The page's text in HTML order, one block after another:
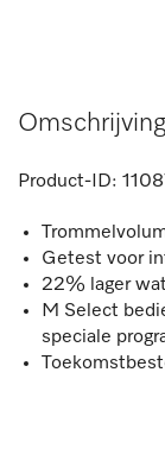
Omschrijving
Product-ID:
Getest voor
22% lager
M Select
speciale